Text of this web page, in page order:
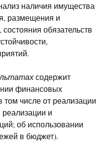
наличия имущества
размещения и
обязательств
содержит
финансовых
том числе от реализации
реализации и
об использовании
в бюджет).